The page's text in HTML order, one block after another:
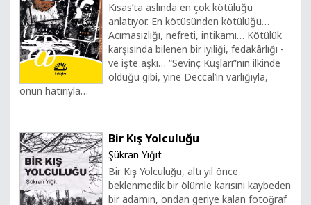
Kısas’ta aslında en çok kötülüğü
anlatıyor. En kötüsünden kötülüğü…
Acımasızlığı, nefreti, intikamı… Kötülük
karşısında bilenen bir iyiliği, fedakârlığı -
ve işte aşkı… “Sevinç Kuşları”nın ilkinde
olduğu gibi, yine Deccal’in varlığıyla,
onun hatırıyla…
Bir Kış Yolculuğu
Şükran Yiğit
Bir Kış Yolculuğu, altı yıl önce
beklenmedik bir ölümle karısını kaybeden
bir adamın, ondan geriye kalan fotoğraf